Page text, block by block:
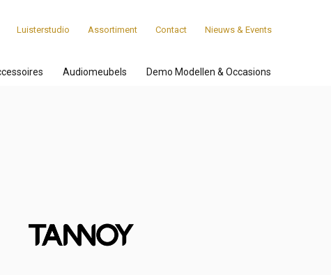
Luisterstudio Assortiment Contact Nieuws & Events
Audiomeubels Demo Modellen & Occasions